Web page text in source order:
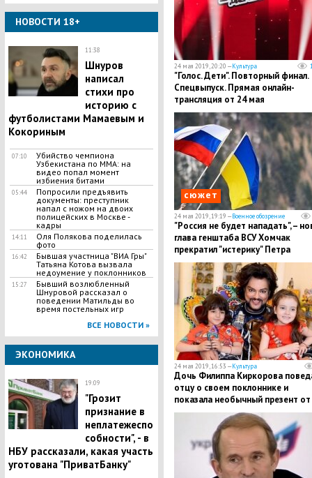
НОВОСТИ 18+
11:38
Шнуров
написал
стихи про
историю с
футболистами Мамаевым и
Кокориным
07:10
Убийство чемпиона
Узбекистана по MMA: на
видео попал момент
избиения битами
05:44
Попросили предъявить
документы: преступник
напал с ножом на двоих
полицейских в Москве -
кадры
14:11
Оля Полякова поделилась
фото
16:42
Бывшая участница "ВИА Гры"
Татьяна Котова вызвала
недоумение у поклонников
15:27
Бывший возлюбленный
Шнуровой рассказал о
поведении Матильды во
время постельных игр
ВСЕ НОВОСТИ »
ЭКОНОМИКА
19:09
"Грозит
признание в
неплатежеспо
собности", - в
НБУ рассказали, какая участь
уготована "ПриватБанку"
24 мая 2019, 20:20 —Культура
"Голос. Дети". Повторный финал.
Спецвыпуск. Прямая онлайн-
трансляция от 24 мая
сюжет
24 мая 2019, 19:19 —Военное обозрение
"Россия не будет нападать", –
глава генштаба ВСУ Хомчак
прекратил "истерику" Петра
Порошенко
24 мая 2019, 16:53 —Культура
Дочь Филиппа Киркорова
отцу о своем поклоннике и
показала необычный презент от
него - кадры